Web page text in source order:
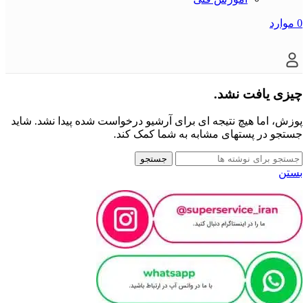
0 موارد
چیزی یافت نشد.
پوزش، اما هیچ نتیجه ای برای آرشیو درخواست شده پیدا نشد. شاید
جستجو در پستهای مشابه به شما کمک کند.
جستجو
بستن